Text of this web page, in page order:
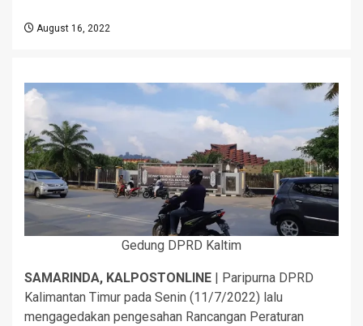
August 16, 2022
Gedung DPRD Kaltim
SAMARINDA, KALPOSTONLINE | Paripurna DPRD
Kalimantan Timur pada Senin (11/7/2022) lalu
mengagedakan pengesahan Rancangan Peraturan